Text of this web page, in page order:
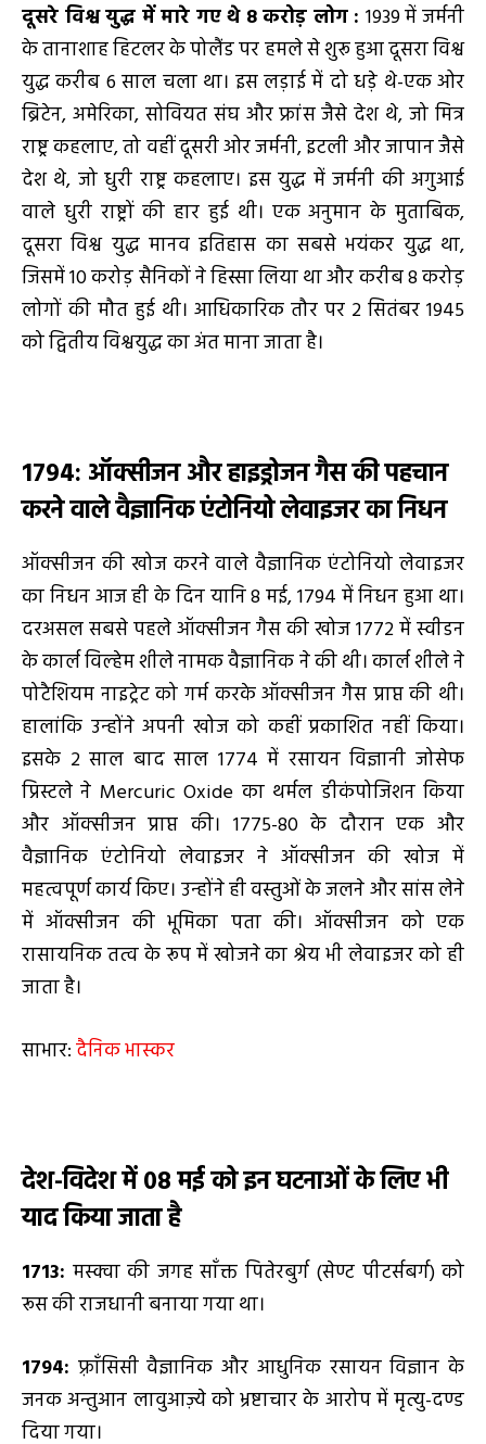
दूसरे विश्व युद्ध में मारे गए थे 8करोड़ लोग: 1939 में जर्मनी
के तानाशाह हिटलर के पोलैंड पर हमले से शुरू हुआ दूसरा विश्व
युद्ध करीब 6 साल चला था। इस लड़ाई में दो धड़े थे-एक ओर
ब्रिटेन, अमेरिका, सोवियत संघ और फ्रांस जैसे देश थे, जो मित्र
राष्ट्र कहलाए, तो वहीं दूसरी ओर जर्मनी, इटली और जापान जैसे
देश थे, जो धुरी राष्ट्र कहलाए। इस युद्ध में जर्मनी की अगुआई
वाले धुरी राष्ट्रों की हार हुई थी। एक अनुमान के मुताबिक,
दूसरा विश्व युद्ध मानव इतिहास का सबसे भयंकर युद्ध था,
जिसमें 10 करोड़ सैनिकों ने हिस्सा लिया था और करीब 8 करोड़
लोगों की मौत हुई थी। आधिकारिक तौर पर 2 सितंबर 1945
को द्वितीय विश्वयुद्ध का अंत माना जाता है।
1794: ऑक्सीजन और हाइड्रोजन गैस की पहचान
करने वाले वैज्ञानिक एंटोनियो लेवाइजर का निधन
ऑक्सीजन की खोज करने वाले वैज्ञानिक एंटोनियो लेवाइजर
का निधन आज ही के दिन यानि 8 मई, 1794 में निधन हुआ था।
दरअसल सबसे पहले ऑक्सीजन गैस की खोज 1772 में स्वीडन
के कार्ल विल्हेम शीले नामक वैज्ञानिक ने की थी। कार्ल शीले ने
पोटैशियम नाइट्रेट को गर्म करके ऑक्सीजन गैस प्राप्त की थी।
हालांकि उन्होंने अपनी खोज को कहीं प्रकाशित नहीं किया।
इसके 2 साल बाद साल 1774 में रसायन विज्ञानी जोसेफ
प्रिस्टले ने Mercuric Oxide का थर्मल डीकंपोजिशन किया
और ऑक्सीजन प्राप्त की। 1775-80 के दौरान एक और
वैज्ञानिक एंटोनियो लेवाइजर ने ऑक्सीजन की खोज में
महत्वपूर्ण कार्य किए। उन्होंने ही वस्तुओं के जलने और सांस लेने
में ऑक्सीजन की भूमिका पता की। ऑक्सीजन को एक
रासायनिक तत्व के रूप में खोजने का श्रेय भी लेवाइजर को ही
जाता है।
साभार:दैनिक भास्कर
देश-विदेश में08मईको इन घटनाओं के लिए भी
याद किया जाता है
1713: मस्क्वा की जगह साँक्त पितेरबुर्ग (सेण्ट पीटर्सबर्ग) को
रूस की राजधानी बनाया गया था।
1794: फ़्राँसिसी वैज्ञानिक और आधुनिक रसायन विज्ञान के
जनक अन्तुआन लावुआज़्ये को भ्रष्टाचार के आरोप में मृत्यु-दण्ड
दिया गया।